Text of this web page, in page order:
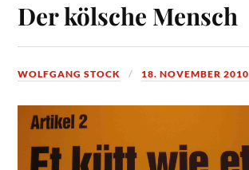
Der kölsche Mensch
WOLFGANG STOCK 18. NOVEMBER 2010